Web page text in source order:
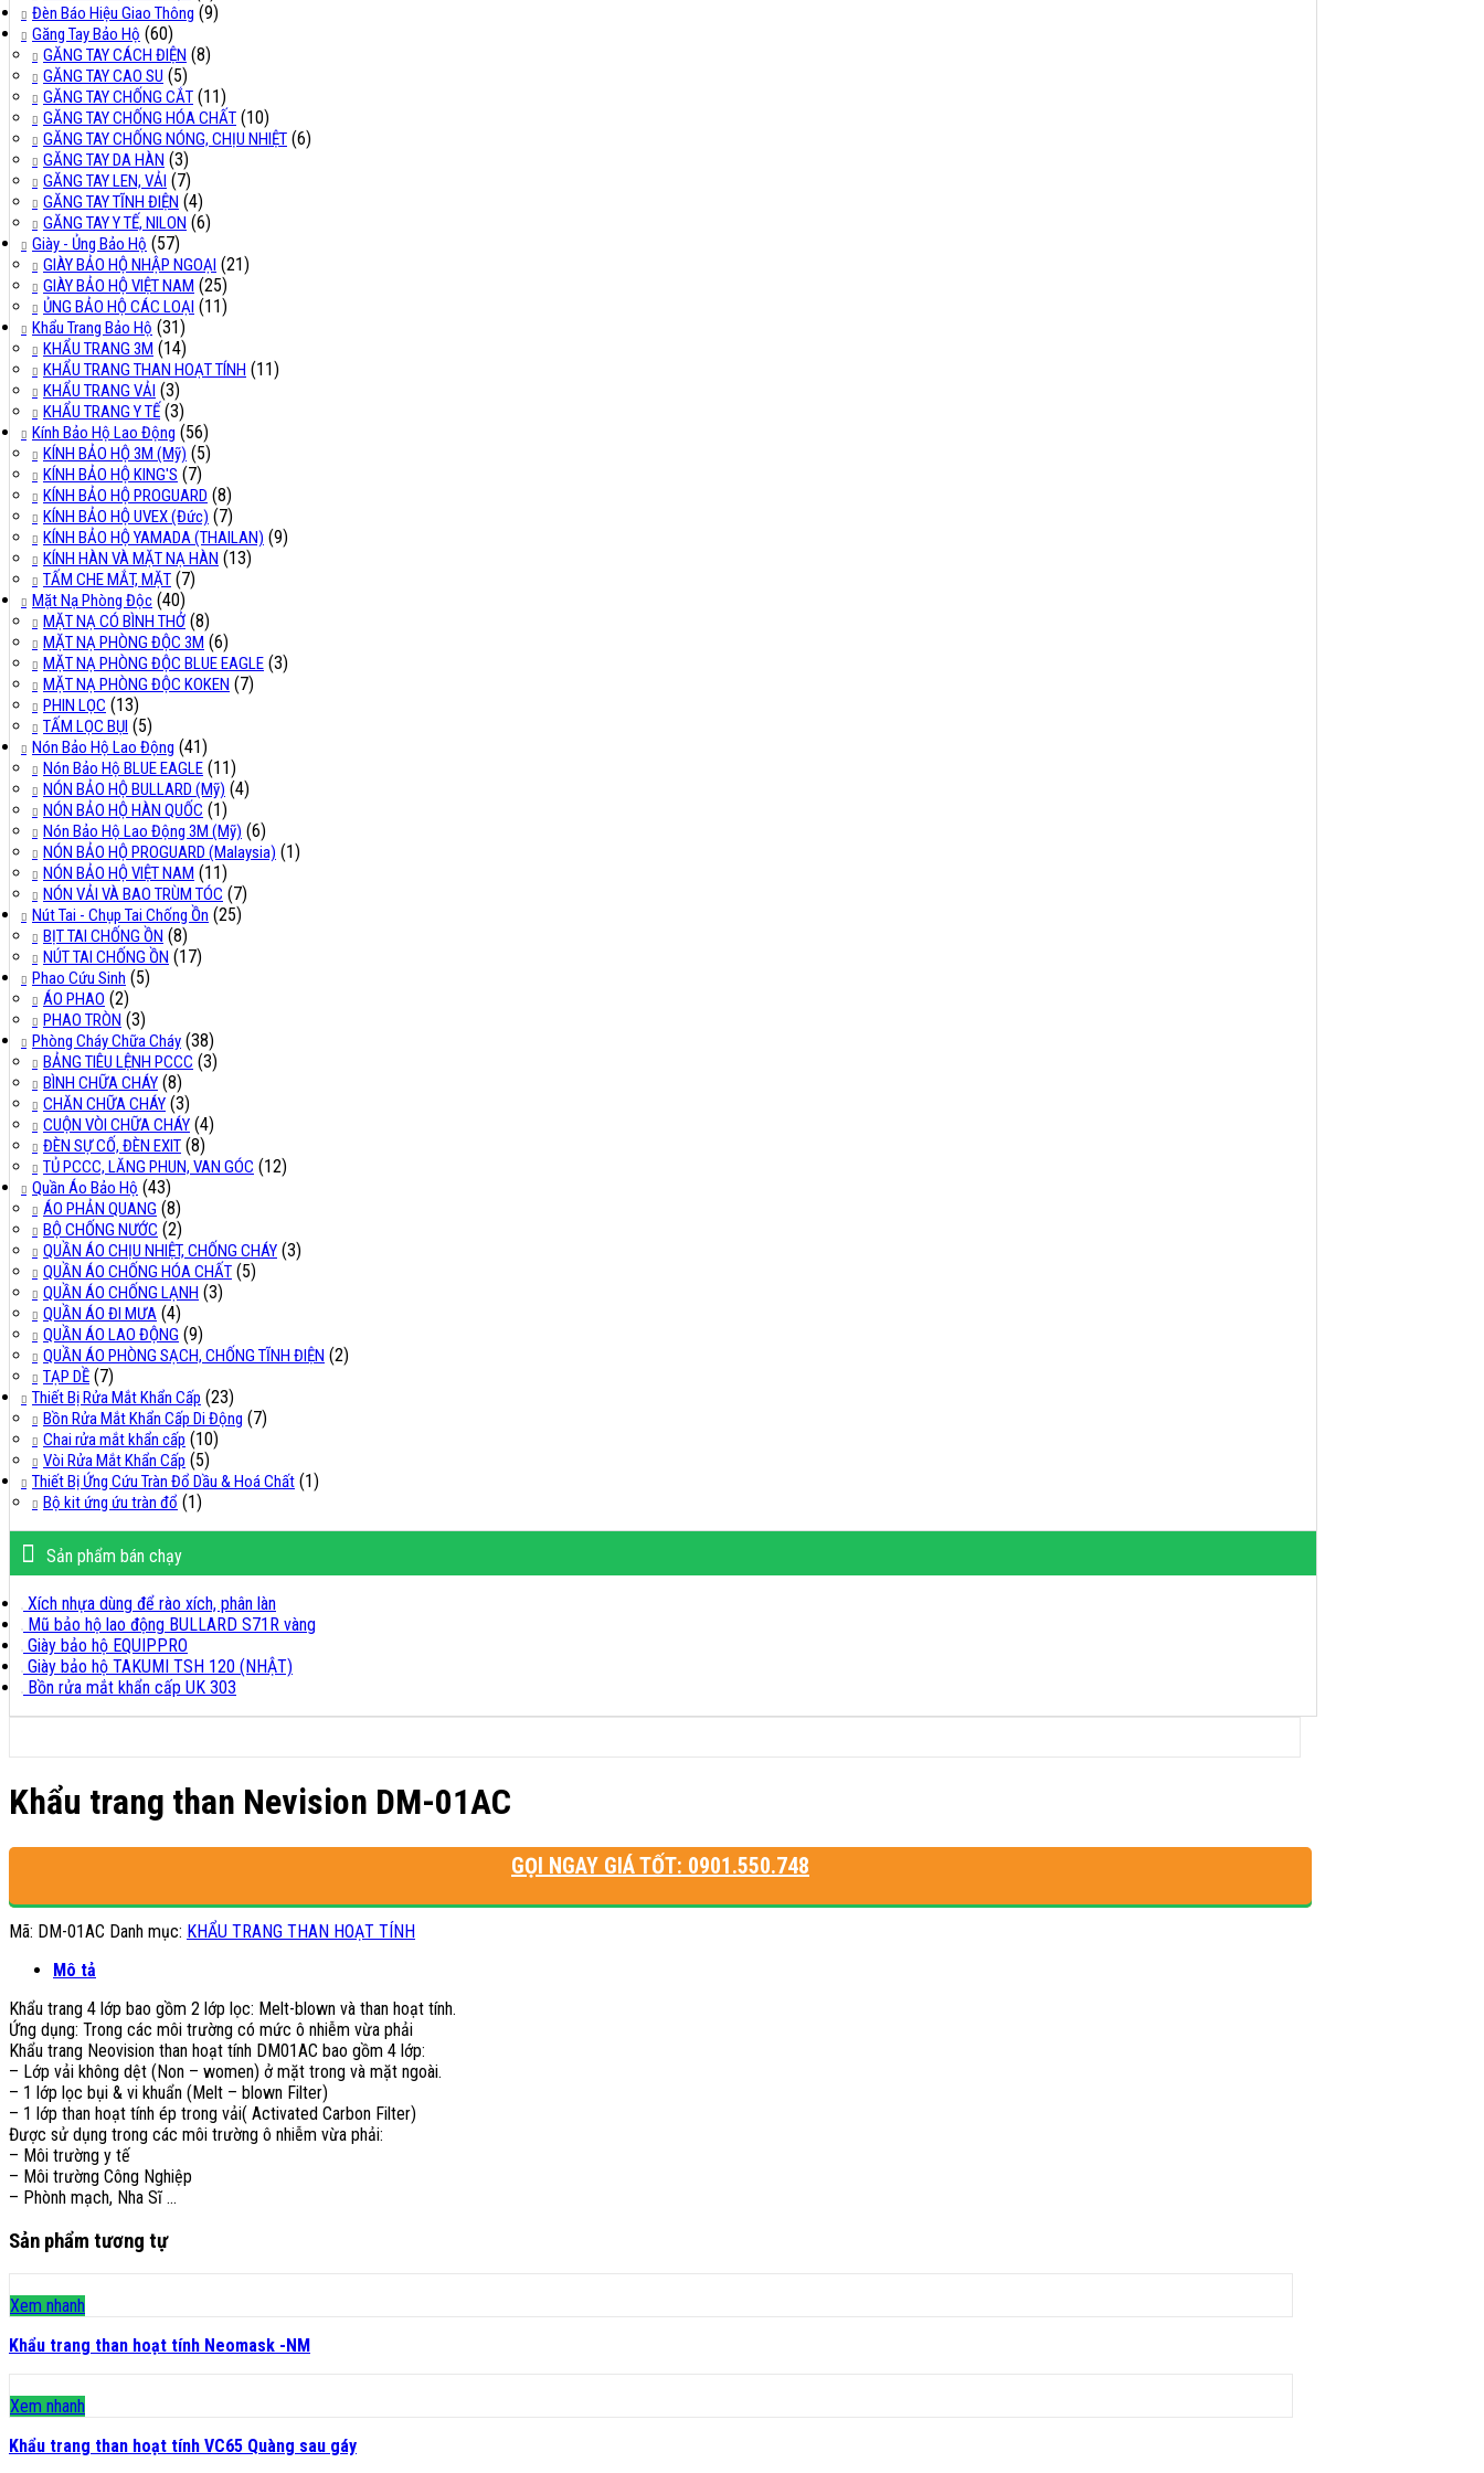
Đèn Báo Hiệu Giao Thông (9)
Găng Tay Bảo Hộ (60)
GĂNG TAY CÁCH ĐIỆN (8)
GĂNG TAY CAO SU (5)
GĂNG TAY CHỐNG CẮT (11)
GĂNG TAY CHỐNG HÓA CHẤT (10)
GĂNG TAY CHỐNG NÓNG, CHỊU NHIỆT (6)
GĂNG TAY DA HÀN (3)
GĂNG TAY LEN, VẢI (7)
GĂNG TAY TĨNH ĐIỆN (4)
GĂNG TAY Y TẾ, NILON (6)
Giày - Ủng Bảo Hộ (57)
GIÀY BẢO HỘ NHẬP NGOẠI (21)
GIÀY BẢO HỘ VIỆT NAM (25)
ỦNG BẢO HỘ CÁC LOẠI (11)
Khẩu Trang Bảo Hộ (31)
KHẨU TRANG 3M (14)
KHẨU TRANG THAN HOẠT TÍNH (11)
KHẨU TRANG VẢI (3)
KHẨU TRANG Y TẾ (3)
Kính Bảo Hộ Lao Động (56)
KÍNH BẢO HỘ 3M (Mỹ) (5)
KÍNH BẢO HỘ KING'S (7)
KÍNH BẢO HỘ PROGUARD (8)
KÍNH BẢO HỘ UVEX (Đức) (7)
KÍNH BẢO HỘ YAMADA (THAILAN) (9)
KÍNH HÀN VÀ MẶT NẠ HÀN (13)
TẤM CHE MẮT, MẶT (7)
Mặt Nạ Phòng Độc (40)
MẶT NẠ CÓ BÌNH THỞ (8)
MẶT NẠ PHÒNG ĐỘC 3M (6)
MẶT NẠ PHÒNG ĐỘC BLUE EAGLE (3)
MẶT NẠ PHÒNG ĐỘC KOKEN (7)
PHIN LỌC (13)
TẤM LỌC BỤI (5)
Nón Bảo Hộ Lao Động (41)
Nón Bảo Hộ BLUE EAGLE (11)
NÓN BẢO HỘ BULLARD (Mỹ) (4)
NÓN BẢO HỘ HÀN QUỐC (1)
Nón Bảo Hộ Lao Động 3M (Mỹ) (6)
NÓN BẢO HỘ PROGUARD (Malaysia) (1)
NÓN BẢO HỘ VIỆT NAM (11)
NÓN VẢI VÀ BAO TRÙM TÓC (7)
Nút Tai - Chụp Tai Chống Ồn (25)
BỊT TAI CHỐNG ỒN (8)
NÚT TAI CHỐNG ỒN (17)
Phao Cứu Sinh (5)
ÁO PHAO (2)
PHAO TRÒN (3)
Phòng Cháy Chữa Cháy (38)
BẢNG TIÊU LỆNH PCCC (3)
BÌNH CHỮA CHÁY (8)
CHĂN CHỮA CHÁY (3)
CUỘN VÒI CHỮA CHÁY (4)
ĐÈN SỰ CỐ, ĐÈN EXIT (8)
TỦ PCCC, LĂNG PHUN, VAN GÓC (12)
Quần Áo Bảo Hộ (43)
ÁO PHẢN QUANG (8)
BỘ CHỐNG NƯỚC (2)
QUẦN ÁO CHỊU NHIỆT, CHỐNG CHÁY (3)
QUẦN ÁO CHỐNG HÓA CHẤT (5)
QUẦN ÁO CHỐNG LẠNH (3)
QUẦN ÁO ĐI MƯA (4)
QUẦN ÁO LAO ĐỘNG (9)
QUẦN ÁO PHÒNG SẠCH, CHỐNG TĨNH ĐIỆN (2)
TẠP DỀ (7)
Thiết Bị Rửa Mắt Khẩn Cấp (23)
Bồn Rửa Mắt Khẩn Cấp Di Động (7)
Chai rửa mắt khẩn cấp (10)
Vòi Rửa Mắt Khẩn Cấp (5)
Thiết Bị Ứng Cứu Tràn Đổ Dầu & Hoá Chất (1)
Bộ kit ứng ứu tràn đổ (1)
Sản phẩm bán chạy
Xích nhựa dùng để rào xích, phân làn
Mũ bảo hộ lao động BULLARD S71R vàng
Giày bảo hộ EQUIPPRO
Giày bảo hộ TAKUMI TSH 120 (NHẬT)
Bồn rửa mắt khẩn cấp UK 303
Khẩu trang than Nevision DM-01AC
GỌI NGAY GIÁ TỐT: 0901.550.748
Mã: DM-01AC Danh mục: KHẨU TRANG THAN HOẠT TÍNH
Mô tả
Khẩu trang 4 lớp bao gồm 2 lớp lọc: Melt-blown và than hoạt tính.
Ứng dụng: Trong các môi trường có mức ô nhiễm vừa phải
Khẩu trang Neovision than hoạt tính DM01AC bao gồm 4 lớp:
– Lớp vải không dệt (Non – women) ở mặt trong và mặt ngoài.
– 1 lớp lọc bụi & vi khuẩn (Melt – blown Filter)
– 1 lớp than hoạt tính ép trong vải( Activated Carbon Filter)
Được sử dụng trong các môi trường ô nhiễm vừa phải:
– Môi trường y tế
– Môi trường Công Nghiệp
– Phònh mạch, Nha Sĩ …
Sản phẩm tương tự
Xem nhanh
Khẩu trang than hoạt tính Neomask -NM
Xem nhanh
Khẩu trang than hoạt tính VC65 Quàng sau gáy